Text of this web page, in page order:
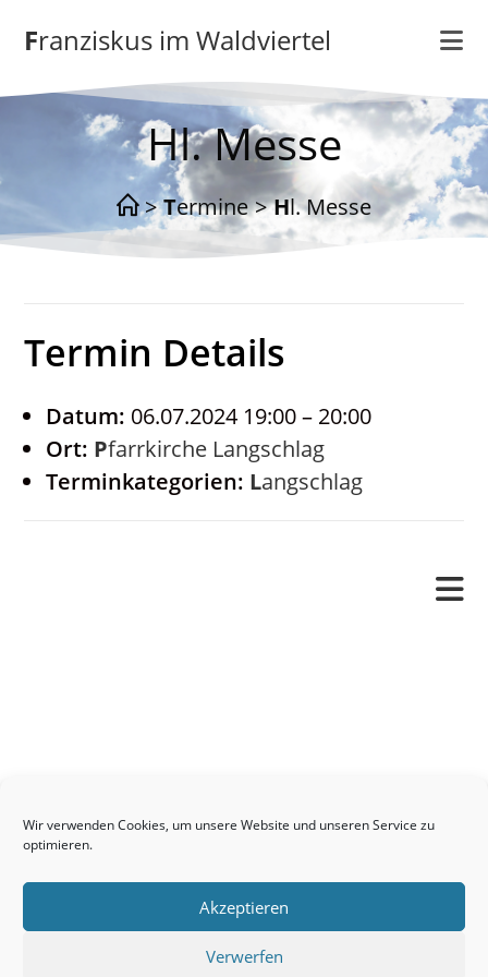
Wir verwenden Cookies, um unsere Website und unseren Service zu
optimieren.
Akzeptieren
Verwerfen
Inhalt
springenFranziskus im Waldviertel
Hl. Messe
> Termine > Hl. Messe
Termin Details
Datum: 06.07.2024 19:00– 20:00
Ort:
Pfarrkirche Langschlag
Terminkategorien:
Langschlag
Kontakt
Links
Neuigkeiten
Seelsorge / Sakramente